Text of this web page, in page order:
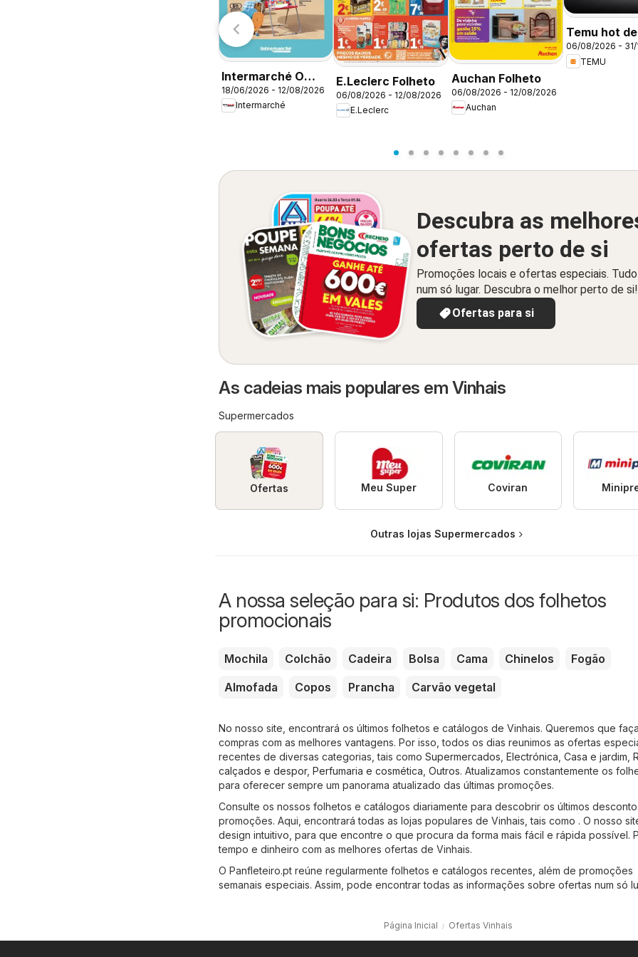
Intermarché O
melhor no verão
18/06/2026 - 12/08/2026
Intermarché
E.Leclerc Folheto
06/08/2026 - 12/08/2026
E.Leclerc
Auchan Folheto
06/08/2026 - 12/08/2026
Auchan
Temu hot
Portugal
06/08/2026 - 31/
TEMU
Descubra as
ofertas perto de si
Promoções locais e ofertas especiais. Tudo
num só lugar. Descubra o melhor perto de si!
Ofertas para si
As cadeias mais populares em Vinhais
Supermercados
Ofertas Meu Super Coviran
Outras lojas Supermercados
A nossa seleção para si: Produtos dos folhetos
promocionais
Mochila Colchão Cadeira Bolsa Cama Chinelos
Fogão
Almofada
Copos Prancha Carvão vegetal
No nosso site, encontrará os últimos folhetos e catálogos de Vinhais. Queremos que
compras com as melhores vantagens. Por isso, todos os dias reunimos as ofertas
recentes de diversas categorias, tais como Supermercados Electrónica Casa e jardim
calçados e despor, Perfumaria e cosmética Outros. Atualizamos constantemente os
para oferecer sempre um panorama atualizado das últimas promoções.
Consulte os nossos folhetos e catálogos diariamente para descobrir os últimos
promoções. Aqui, encontrará todas as lojas populares de Vinhais, tais como . O nosso
design intuitivo, para que encontre o que procura da forma mais fácil e rápida possível.
tempo e dinheiro com as melhores ofertas de Vinhais.
O Panfleteiro.pt reúne regularmente folhetos e catálogos recentes, além de promoções
semanais especiais. Assim, pode encontrar todas as informações sobre ofertas num só
Página Inicial Ofertas Vinhais